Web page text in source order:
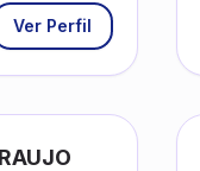
Ver Perfil
ARAUJO